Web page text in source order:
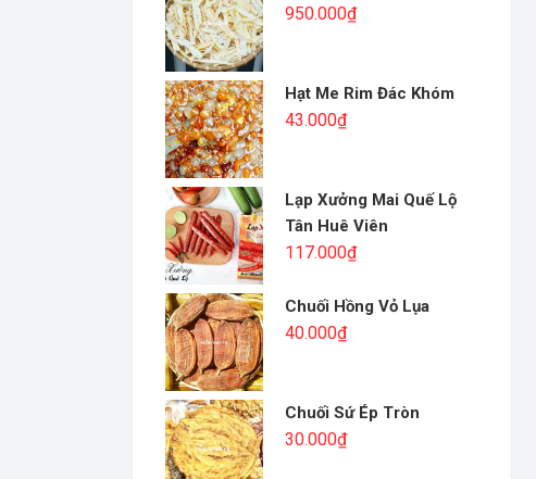
950.000₫
Hạt Me Rim Đác Khóm
43.000₫
Lạp Xưởng Mai Quế Lộ
Tân Huê Viên
117.000₫
Chuối Hồng Vỏ Lụa
40.000₫
Chuối Sứ Ép Tròn
30.000₫